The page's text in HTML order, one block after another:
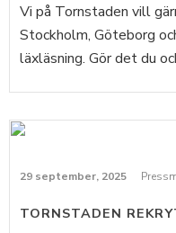
Vi på Tornstaden vill
Stockholm, Göteborg
läxläsning. Gör det du
29 september, 2025
TORNSTADEN